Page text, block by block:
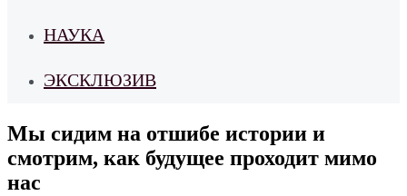
НАУКА
ЭКСКЛЮЗИВ
Мы сидим на отшибе истории и
смотрим, как будущее проходит мимо
нас